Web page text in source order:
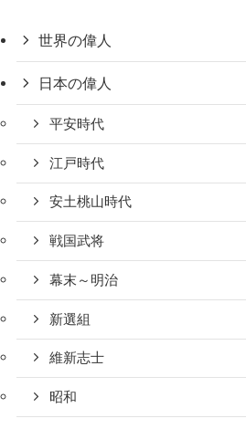
世界の偉人
日本の偉人
平安時代
江戸時代
安土桃山時代
戦国武将
幕末～明治
新選組
維新志士
昭和